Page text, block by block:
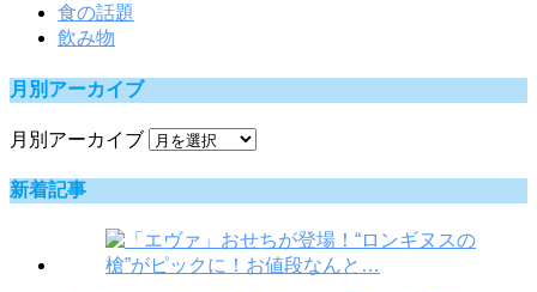
食の話題
飲み物
月別アーカイブ
月別アーカイブ
新着記事